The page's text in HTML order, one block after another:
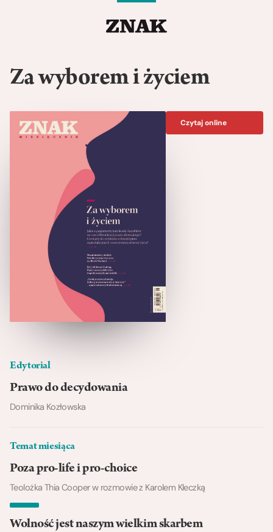
Za wyborem i życiem
Edytorial
Prawo do decydowania
Dominika Kozłowska
Temat miesiąca
Poza pro-life i pro-choice
Teolożka Thia Cooper w rozmowie z Karolem Kleczką
Wolność jest naszym wielkim skarbem
Czytaj online